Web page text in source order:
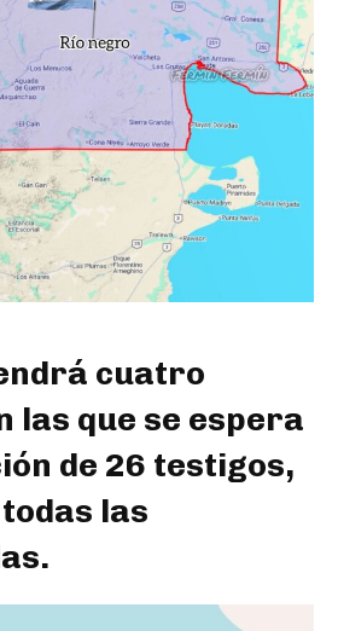
cuatro
las que se espera
de 26 testigos,
las